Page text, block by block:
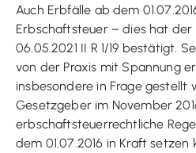
Auch Erbfälle ab dem
Erbschaftsteuer – dies hat der
06.05.2021 II R 1/19 bestätigt.
von der Praxis mit Spannung
insbesondere in Frage gestellt
Gesetzgeber im November
erbschaftsteuerrechtliche
dem 01.07.2016 in Kraft setzen